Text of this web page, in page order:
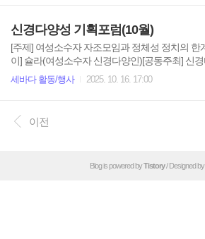
신경다양성 기획포럼(10월)
[주제] 여성소수자 자조모임과 정체성 정치의 한
이] 슐라(여성소수자 신경다양인)[공동주최] 신경
지지모임 세바다 · 다언(신경다양인 운동언어 다
모임)[후원] 후견신탁연구센터[일시] 2025년 10월
s://docs.google.com/forms/d/e/
DwgWGM3gHQX4wwgbyqgc4MHn0ULyMrlOjYw/
세바다 활동/행사 2025. 10. 16. 17:00
이전
Blog is powered byTistory/ Designed by